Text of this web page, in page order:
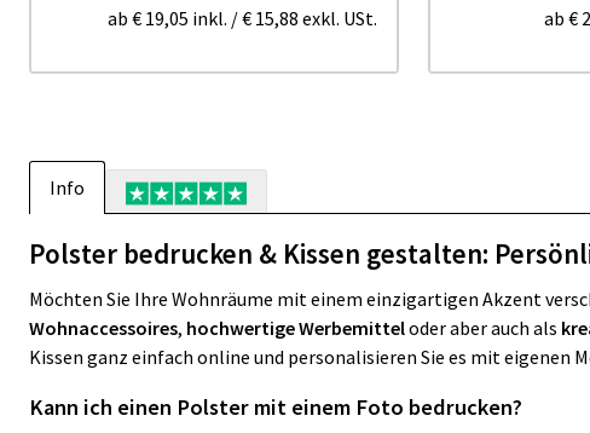
ab € 19,05 inkl. /€ 15,88 exkl. USt.
ab €
Info
Polster bedrucken & Kissen gestalten:
Möchten Sie Ihre Wohnräume mit einem einzigartigen Akzent
Wohnaccessoires, hochwertige Werbemitteloder aber auch als
Kissen ganz einfach online und personalisieren Sie es mit eigenen
Kann ich einen Polster mit einem Foto bedrucken?